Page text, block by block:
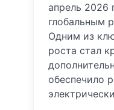
апрель 2026
глобальным
Одним из
роста стал
обеспечило